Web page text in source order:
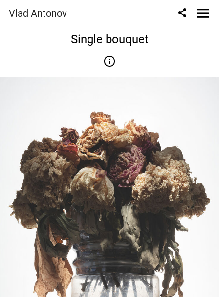
Vlad Antonov
Single bouquet